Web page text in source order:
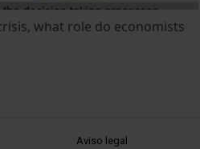
what role do economists
MENÚ PEU 1
Aviso legal